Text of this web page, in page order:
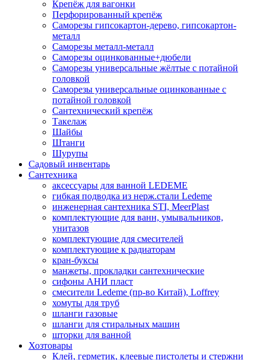
Крепёж для вагонки
Перфорированный крепёж
Саморезы гипсокартон-дерево, гипсокартон-
металл
Саморезы металл-металл
Саморезы оцинкованные+дюбели
Саморезы универсальные жёлтые с потайной
головкой
Саморезы универсальные оцинкованные с
потайной головкой
Сантехнический крепёж
Такелаж
Шайбы
Штанги
Шурупы
Садовый инвентарь
Сантехника
аксессуары для ванной LEDEME
гибкая подводка из нерж.стали Ledeme
инженерная сантехника STI, MeerPlast
комплектующие для ванн, умывальников,
унитазов
комплектующие для смесителей
комплектующие к радиаторам
кран-буксы
манжеты, прокладки сантехнические
сифоны АНИ пласт
смесители Ledeme (пр-во Китай), Loffrey
хомуты для труб
шланги газовые
шланги для стиральных машин
шторки для ванной
Хозтовары
Клей, герметик, клеевые пистолеты и стержни